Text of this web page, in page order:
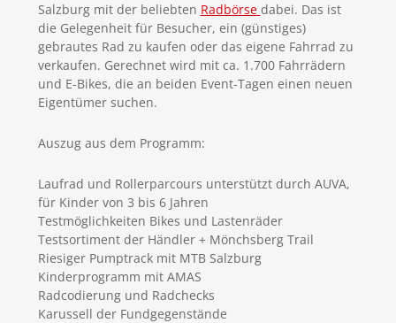
Salzburg mit der beliebten Radbörse dabei. Das ist
die Gelegenheit für Besucher, ein (günstiges)
gebrautes Rad zu kaufen oder das eigene Fahrrad zu
verkaufen. Gerechnet wird mit ca. 1.700 Fahrrädern
und E-Bikes, die an beiden Event-Tagen einen neuen
Eigentümer suchen.
Auszug aus dem Programm:
Laufrad und Rollerparcours unterstützt durch AUVA,
für Kinder von 3 bis 6 Jahren
Testmöglichkeiten Bikes und Lastenräder
Testsortiment der Händler + Mönchsberg Trail
Riesiger Pumptrack mit MTB Salzburg
Kinderprogramm mit AMAS
Radcodierung und Radchecks
Karussell der Fundgegenstände